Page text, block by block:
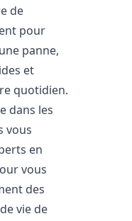
de
pour
panne,
et
quotidien.
dans les
vous
en
vous
des
vie de